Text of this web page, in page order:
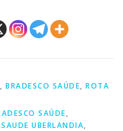
, BRADESCO SAÚDE, ROTA
SAÚDE,
UBERLANDIA,